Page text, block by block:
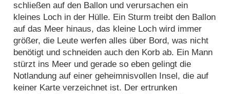
schließen auf den Ballon und verursachen ein
kleines Loch in der Hülle. Ein Sturm treibt den Ballon
auf das Meer hinaus, das kleine Loch wird immer
größer, die Leute werfen alles über Bord, was nicht
benötigt und schneiden auch den Korb ab. Ein Mann
stürzt ins Meer und gerade so eben gelingt die
Notlandung auf einer geheimnisvollen Insel, die auf
keiner Karte verzeichnet ist. Der ertrunken